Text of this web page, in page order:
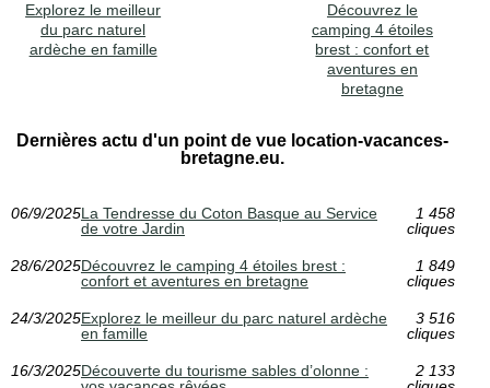
Explorez le meilleur
du parc naturel
ardèche en famille
Découvrez le
camping 4 étoiles
brest : confort et
aventures en
bretagne
Dernières actu d'un point de vue location-vacances-
bretagne.eu.
06/9/2025La Tendresse du Coton Basque au Service
de votre Jardin
1 458
cliques
28/6/2025Découvrez le camping 4 étoiles brest :
confort et aventures en bretagne
1 849
cliques
24/3/2025Explorez le meilleur du parc naturel ardèche
en famille
3 516
cliques
16/3/2025Découverte du tourisme sables d’olonne :
2 133